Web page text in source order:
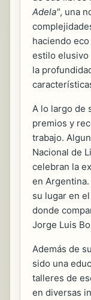
Adela", una
haciendo
estilo elusivo
la
A lo largo de
premios y
trabajo.
Nacional de
celebran la
en
su lugar en
donde
Jorge Luis
Además de
sido una
talleres de
en diversas